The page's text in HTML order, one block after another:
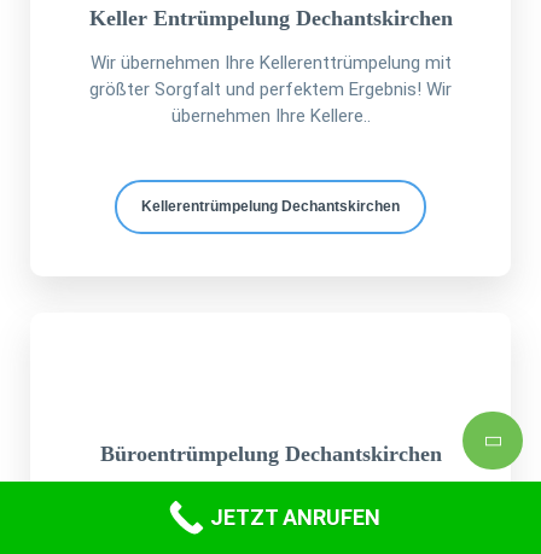
Keller Entrümpelung Dechantskirchen
Wir übernehmen Ihre Kellerenttrümpelung mit
größter Sorgfalt und perfektem Ergebnis! Wir
übernehmen Ihre Kellere..
Kellerentrümpelung Dechantskirchen
Büroentrümpelung Dechantskirchen
Sie planen eineBüroentrümpelung
Dechantskirchen
JETZT ANRUFEN